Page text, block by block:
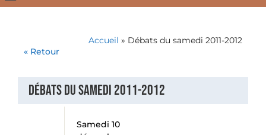
Accueil » Débats du samedi 2011-2012
« Retour
Débats du samedi 2011-2012
Samedi 10